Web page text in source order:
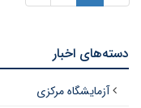
دسته‌های اخبار
آزمایشگاه مرکزی